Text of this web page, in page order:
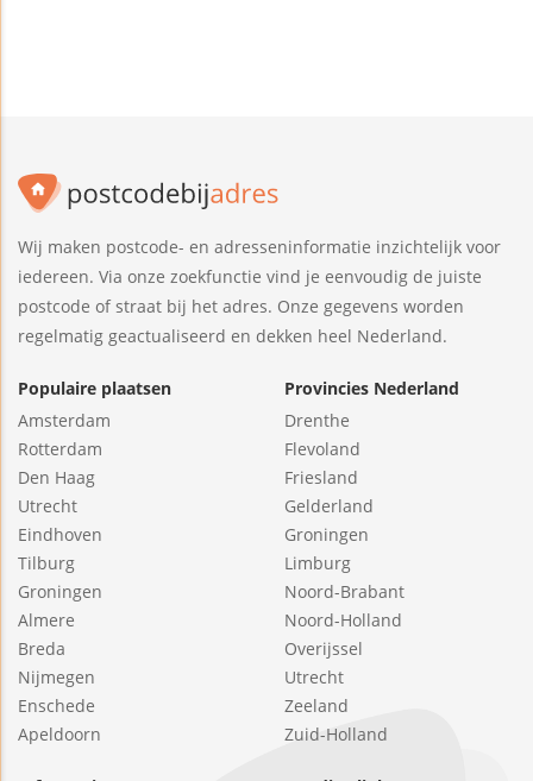
Wij maken postcode- en adresseninformatie inzichtelijk voor
iedereen. Via onze zoekfunctie vind je eenvoudig de juiste
postcode of straat bij het adres. Onze gegevens worden
regelmatig geactualiseerd en dekken heel Nederland.
Populaire plaatsen
Amsterdam
Rotterdam
Den Haag
Utrecht
Eindhoven
Tilburg
Groningen
Almere
Breda
Nijmegen
Enschede
Apeldoorn
Provincies Nederland
Drenthe
Flevoland
Friesland
Gelderland
Groningen
Limburg
Noord-Brabant
Noord-Holland
Overijssel
Utrecht
Zeeland
Zuid-Holland